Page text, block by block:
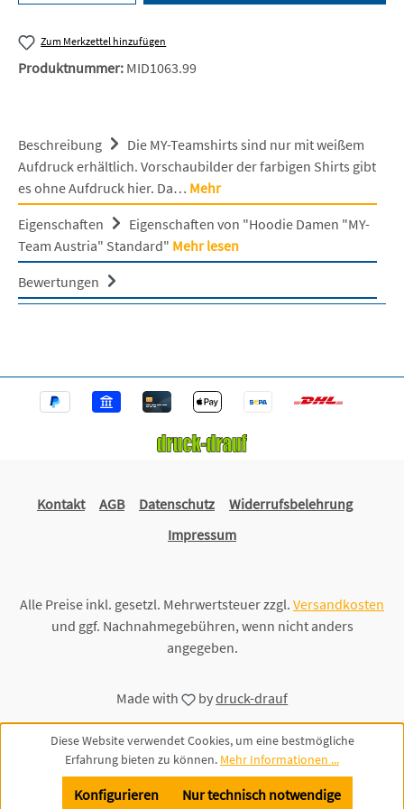
Zum Merkzettel hinzufügen
Produktnummer: MID1063.99
Beschreibung
Die MY-Teamshirts sind nur mit weißem
Aufdruck erhältlich. Vorschaubilder der farbigen Shirts gibt
es ohne Aufdruck hier. Da… Mehr
Eigenschaften
Eigenschaften von "Hoodie Damen "MY-
Team Austria" Standard" Mehr lesen
Bewertungen
Kontakt AGB Datenschutz
Widerrufsbelehrung
Impressum
Alle Preise inkl. gesetzl. Mehrwertsteuer zzgl. Versandkosten
und ggf. Nachnahmegebühren, wenn nicht anders
angegeben.
Made with bydruck-drauf
Diese Website verwendet Cookies, um eine bestmögliche
Erfahrung bieten zu können. Mehr Informationen ...
Nur technisch notwendige
Konfigurieren